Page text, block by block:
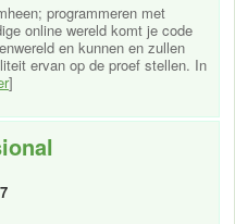
programmeren met
online wereld komt je code
en kunnen en zullen
ervan op de proef stellen. In
]
7